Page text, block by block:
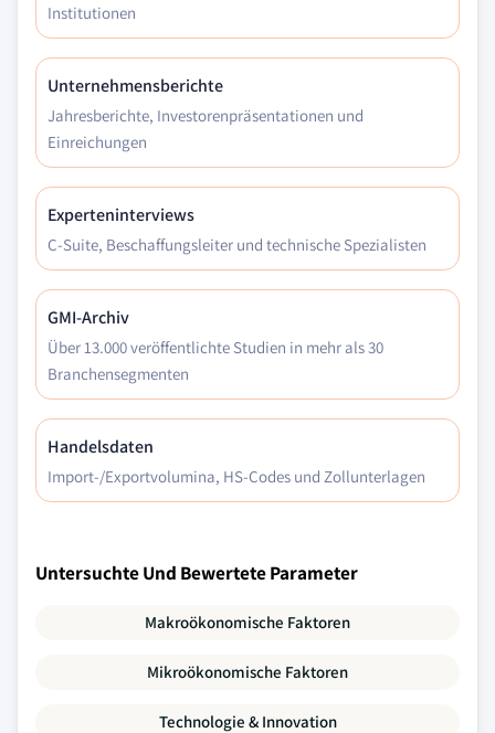
Institutionen
Unternehmensberichte
Jahresberichte, Investorenpräsentationen und
Einreichungen
Experteninterviews
C-Suite, Beschaffungsleiter und technische Spezialisten
GMI-Archiv
Über 13.000 veröffentlichte Studien in mehr als 30
Branchensegmenten
Handelsdaten
Import-/Exportvolumina, HS-Codes und Zollunterlagen
Untersuchte Und Bewertete Parameter
Makroökonomische Faktoren
Mikroökonomische Faktoren
Technologie & Innovation